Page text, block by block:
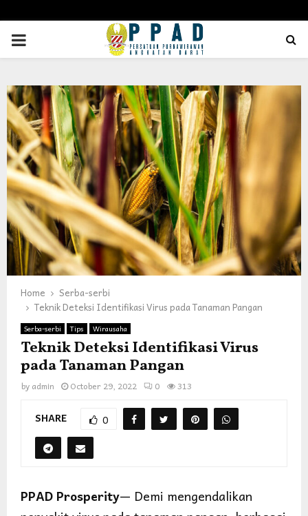
PRIMARY
Home
Serba-serbi
Teknik Deteksi Identifikasi Virus pada Tanaman Pangan
Serba-serbi Tips Wirausaha
Teknik Deteksi Identifikasi Virus
pada Tanaman Pangan
by admin October 29, 2022 0 313
SHARE 0
PPAD Prosperity— Demi mengendalikan